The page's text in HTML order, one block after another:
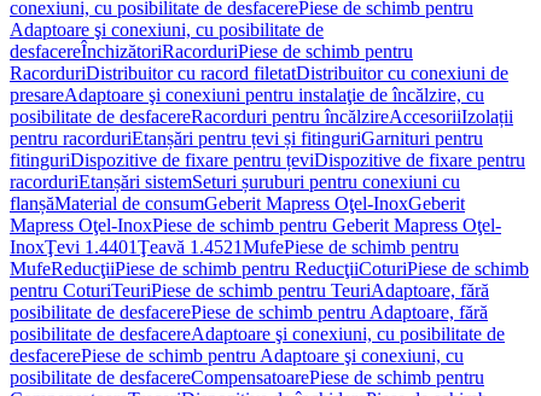
conexiuni, cu posibilitate de desfacerePiese de schimb pentru
Adaptoare şi conexiuni, cu posibilitate de
desfacereÎnchizătoriRacorduriPiese de schimb pentru
RacorduriDistribuitor cu racord filetatDistribuitor cu conexiuni de
presareAdaptoare şi conexiuni pentru instalaţie de încălzire, cu
posibilitate de desfacereRacorduri pentru încălzireAccesoriiIzolații
pentru racorduriEtanșări pentru țevi și fitinguriGarnituri pentru
fitinguriDispozitive de fixare pentru țeviDispozitive de fixare pentru
racorduriEtanșări sistemSeturi șuruburi pentru conexiuni cu
flanșăMaterial de consumGeberit Mapress Oţel-InoxGeberit
Mapress Oţel-InoxPiese de schimb pentru Geberit Mapress Oţel-
InoxŢevi 1.4401Ţeavă 1.4521MufePiese de schimb pentru
MufeReducţiiPiese de schimb pentru ReducţiiCoturiPiese de schimb
pentru CoturiTeuriPiese de schimb pentru TeuriAdaptoare, fără
posibilitate de desfacerePiese de schimb pentru Adaptoare, fără
posibilitate de desfacereAdaptoare şi conexiuni, cu posibilitate de
desfacerePiese de schimb pentru Adaptoare şi conexiuni, cu
posibilitate de desfacereCompensatoarePiese de schimb pentru